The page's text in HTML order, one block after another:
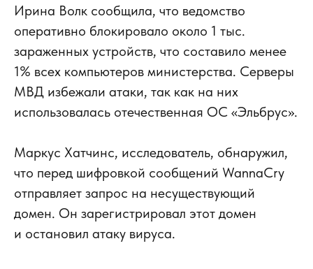
Ирина Волк сообщила, что ведомство
оперативно блокировало около 1 тыс.
зараженных устройств, что составило менее
1% всех компьютеров министерства. Серверы
МВД избежали атаки, так как на них
использовалась отечественная ОС «Эльбрус».
Маркус Хатчинс, исследователь, обнаружил,
что перед шифровкой сообщений WannaCry
отправляет запрос на несуществующий
домен. Он зарегистрировал этот домен
и остановил атаку вируса.